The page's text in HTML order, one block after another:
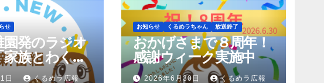
せ
園発のラジオ
家族とわくわ
TIME」
日 くるめラ広報
お知らせ くるめラちゃん 放送終了
おかげさまで８周年！
感謝ウィーク実施中
2026年6月30日 くるめラ広報